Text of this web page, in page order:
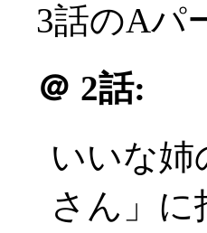
3話のAパ
＠ 2話:
いいな姉
さん」に